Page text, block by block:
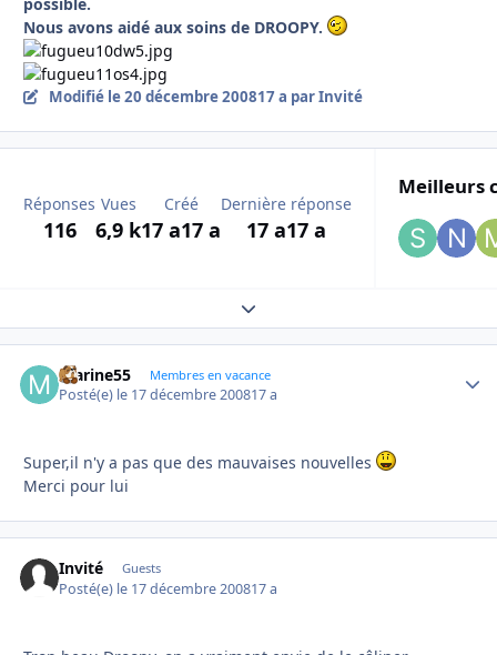
Nous avons aidé aux soins de DROOPY.
Modifié le 20 décembre 200817 a par Invité
Réponses
116
Vues
6,9 k
Créé
17 a17 a
Dernière réponse
17 a17 a
Meilleurs
Expand topic overview
marine55 Membres en vacance
Posté(e) le 17 décembre 200817 a
Super,il n'y a pas que des mauvaises nouvelles
Merci pour lui
Invité Guests
Posté(e) le 17 décembre 200817 a